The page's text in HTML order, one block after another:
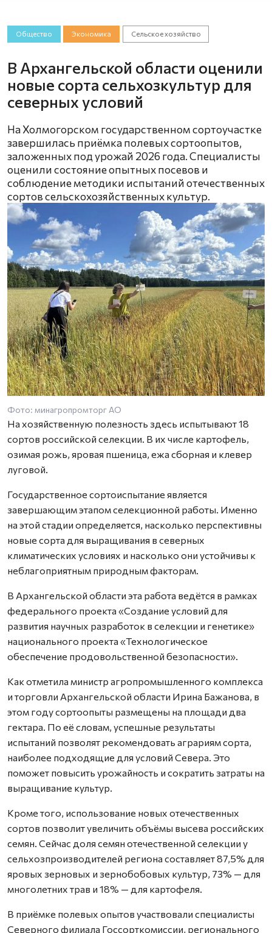
Общество Экономика Сельское хозяйство
В Архангельской области оценили
новые сорта сельхозкультур для
северных условий
На Холмогорском государственном сортоучастке
завершилась приёмка полевых сортоопытов,
заложенных под урожай 2026 года. Специалисты
оценили состояние опытных посевов и
соблюдение методики испытаний отечественных
сортов сельскохозяйственных культур.
Фото: минагропромторг АО
На хозяйственную полезность здесь испытывают 18
сортов российской селекции. В их числе картофель,
озимая рожь, яровая пшеница, ежа сборная и клевер
луговой.
Государственное сортоиспытание является
завершающим этапом селекционной работы. Именно
на этой стадии определяется, насколько перспективны
новые сорта для выращивания в северных
климатических условиях и насколько они устойчивы к
неблагоприятным природным факторам.
В Архангельской области эта работа ведётся в рамках
федерального проекта «Создание условий для
развития научных разработок в селекции и генетике»
национального проекта «Технологическое
обеспечение продовольственной безопасности».
Как отметила министр агропромышленного комплекса
и торговли Архангельской области Ирина Бажанова, в
этом году сортоопыты размещены на площади два
гектара. По её словам, успешные результаты
испытаний позволят рекомендовать аграриям сорта,
наиболее подходящие для условий Севера. Это
поможет повысить урожайность и сократить затраты на
выращивание культур.
Кроме того, использование новых отечественных
сортов позволит увеличить объёмы высева российских
семян. Сейчас доля семян отечественной селекции у
сельхозпроизводителей региона составляет 87,5% для
яровых зерновых и зернобобовых культур, 73% — для
многолетних трав и 18% — для картофеля.
В приёмке полевых опытов участвовали специалисты
Северного филиала Госсорткомиссии, регионального